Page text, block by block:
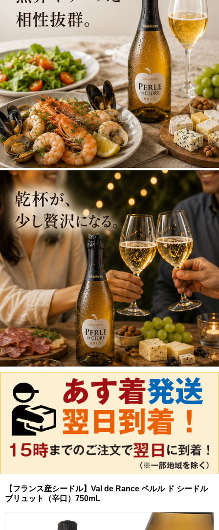
【フランス産シードル】Val de Rance ペルル ド シードル
ブリュット（辛口）750mL